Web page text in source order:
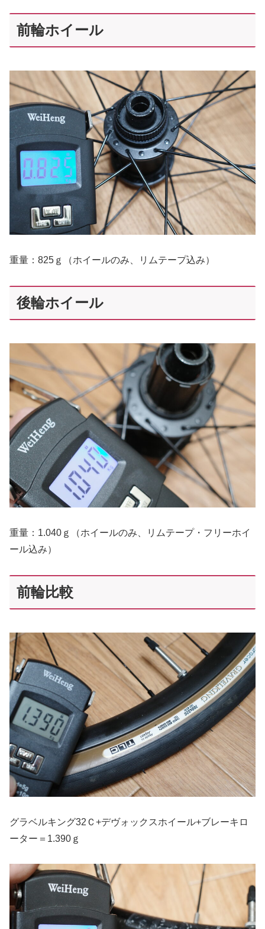
前輪ホイール
重量：825ｇ（ホイールのみ、リムテープ込み）
後輪ホイール
重量：1.040ｇ（ホイールのみ、リムテープ・フリーホイ
ール込み）
前輪比較
グラベルキング32Ｃ+デヴォックスホイール+ブレーキロ
ーター＝1.390ｇ